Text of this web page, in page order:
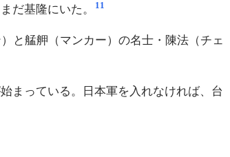
だ基隆にいた。 11
と艋舺（マンカー）の名士・陳法（チェ
まっている。日本軍を入れなければ、台